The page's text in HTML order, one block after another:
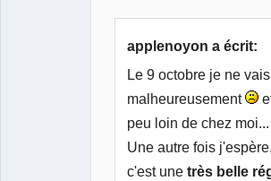
applenoyon a écrit:
Le 9 octobre je ne
malheureusement
peu loin de chez moi...
Une autre fois
c'est une très belle